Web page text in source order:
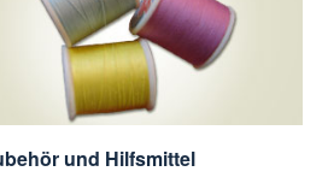
wenn
und Hilfsmittel